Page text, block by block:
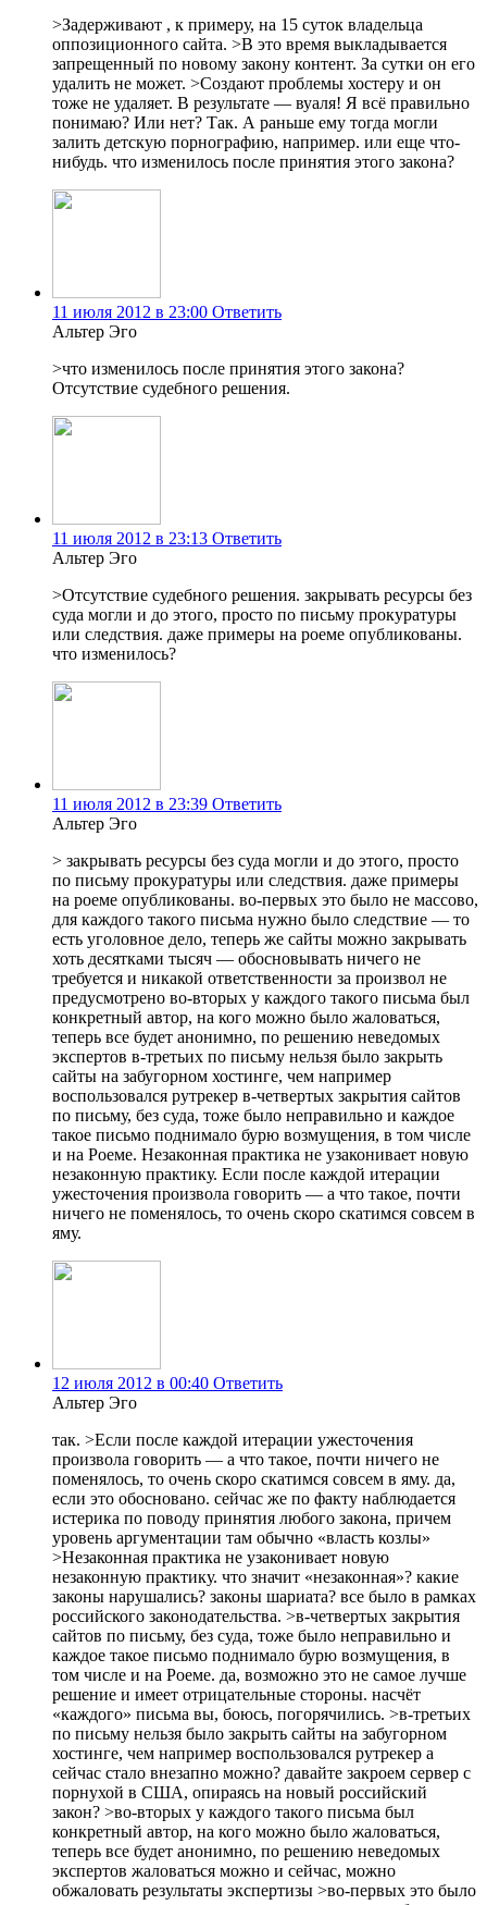
>Задерживают , к примеру, на 15 суток владельца
оппозиционного сайта. >В это время выкладывается
запрещенный по новому закону контент. За сутки он его
удалить не может. >Создают проблемы хостеру и он
тоже не удаляет. В результате — вуаля! Я всё правильно
понимаю? Или нет? Так. А раньше ему тогда могли
залить детскую порнографию, например. или еще что-
нибудь. что изменилось после принятия этого закона?
11 июля 2012 в 23:00 Ответить
Альтер Эго
>что изменилось после принятия этого закона?
Отсутствие судебного решения.
11 июля 2012 в 23:13 Ответить
Альтер Эго
>Отсутствие судебного решения. закрывать ресурсы без
суда могли и до этого, просто по письму прокуратуры
или следствия. даже примеры на роеме опубликованы.
что изменилось?
11 июля 2012 в 23:39 Ответить
Альтер Эго
> закрывать ресурсы без суда могли и до этого, просто
по письму прокуратуры или следствия. даже примеры
на роеме опубликованы. во-первых это было не массово,
для каждого такого письма нужно было следствие — то
есть уголовное дело, теперь же сайты можно закрывать
хоть десятками тысяч — обосновывать ничего не
требуется и никакой ответственности за произвол не
предусмотрено во-вторых у каждого такого письма был
конкретный автор, на кого можно было жаловаться,
теперь все будет анонимно, по решению неведомых
экспертов в-третьих по письму нельзя было закрыть
сайты на забугорном хостинге, чем например
воспользовался рутрекер в-четвертых закрытия сайтов
по письму, без суда, тоже было неправильно и каждое
такое письмо поднимало бурю возмущения, в том числе
и на Роеме. Незаконная практика не узаконивает новую
незаконную практику. Если после каждой итерации
ужесточения произвола говорить — а что такое, почти
ничего не поменялось, то очень скоро скатимся совсем в
яму.
12 июля 2012 в 00:40 Ответить
Альтер Эго
так. >Если после каждой итерации ужесточения
произвола говорить — а что такое, почти ничего не
поменялось, то очень скоро скатимся совсем в яму. да,
если это обосновано. сейчас же по факту наблюдается
истерика по поводу принятия любого закона, причем
уровень аргументации там обычно «власть козлы»
>Незаконная практика не узаконивает новую
незаконную практику. что значит «незаконная»? какие
законы нарушались? законы шариата? все было в рамках
российского законодательства. >в-четвертых закрытия
сайтов по письму, без суда, тоже было неправильно и
каждое такое письмо поднимало бурю возмущения, в
том числе и на Роеме. да, возможно это не самое лучше
решение и имеет отрицательные стороны. насчёт
«каждого» письма вы, боюсь, погорячились. >в-третьих
по письму нельзя было закрыть сайты на забугорном
хостинге, чем например воспользовался рутрекер а
сейчас стало внезапно можно? давайте закроем сервер с
порнухой в США, опираясь на новый российский
закон? >во-вторых у каждого такого письма был
конкретный автор, на кого можно было жаловаться,
теперь все будет анонимно, по решению неведомых
экспертов жаловаться можно и сейчас, можно
обжаловать результаты экспертизы >во-первых это было